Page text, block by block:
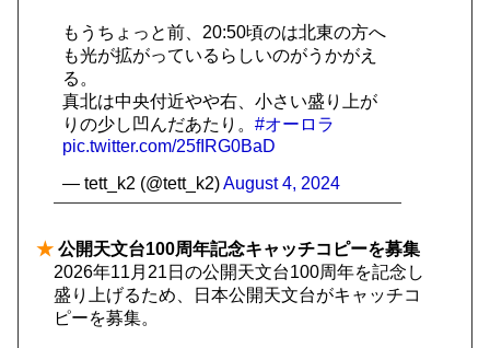
もうちょっと前、20:50頃のは北東の方へ
も光が拡がっているらしいのがうかがえ
る。
真北は中央付近やや右、小さい盛り上が
りの少し凹んだあたり。 #オーロラ
pic.twitter.com/25fIRG0BaD
— tett_k2 (@tett_k2)August 4, 2024
★ 公開天文台100周年記念キャッチコピーを募集
2026年11月21日の公開天文台100周年を記念し
盛り上げるため、日本公開天文台がキャッチコ
ピーを募集。